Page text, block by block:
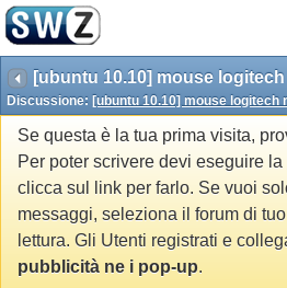
[ubuntu 10.10] mouse
Discussione: [ubuntu 10.10] mouse logitech
Se questa è la tua prima visita,
Per poter scrivere devi eseguire la
clicca sul link per farlo. Se vuoi
messaggi, seleziona il forum di
lettura. Gli Utenti registrati e
pubblicità ne i pop-up.